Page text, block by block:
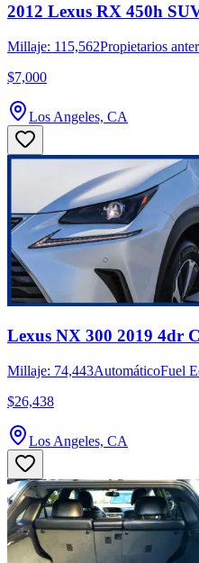
2012 Lexus RX 450h
Millaje: 115,562Propietarios
$7,000
Los Angeles, CA
Lexus NX 300 2019 4dr
Millaje: 74,443AutomáticoFuel
$26,438
Los Angeles, CA